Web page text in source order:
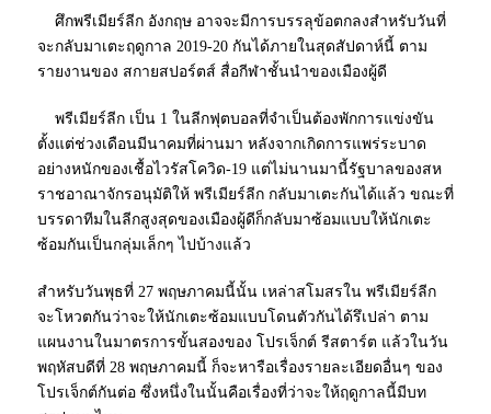
ศึกพรีเมียร์ลีก อังกฤษ อาจจะมีการบรรลุข้อตกลงสำหรับวันที่
จะกลับมาเตะฤดูกาล 2019-20 กันได้ภายในสุดสัปดาห์นี้ ตาม
รายงานของ สกายสปอร์ตส์ สื่อกีฬาชั้นนำของเมืองผู้ดี
พรีเมียร์ลีก เป็น 1 ในลีกฟุตบอลที่จำเป็นต้องพักการแข่งขัน
ตั้งแต่ช่วงเดือนมีนาคมที่ผ่านมา หลังจากเกิดการแพร่ระบาด
อย่างหนักของเชื้อไวรัสโควิด-19 แต่ไม่นานมานี้รัฐบาลของสห
ราชอาณาจักรอนุมัติให้ พรีเมียร์ลีก กลับมาเตะกันได้แล้ว ขณะที่
บรรดาทีมในลีกสูงสุดของเมืองผู้ดีก็กลับมาซ้อมแบบให้นักเตะ
ซ้อมกันเป็นกลุ่มเล็กๆ ไปบ้างแล้ว
สำหรับวันพุธที่ 27 พฤษภาคมนี้นั้น เหล่าสโมสรใน พรีเมียร์ลีก
จะโหวตกันว่าจะให้นักเตะซ้อมแบบโดนตัวกันได้รึเปล่า ตาม
แผนงานในมาตรการขั้นสองของ โปรเจ็กต์ รีสตาร์ต แล้วในวัน
พฤหัสบดีที่ 28 พฤษภาคมนี้ ก็จะหารือเรื่องรายละเอียดอื่นๆ ของ
โปรเจ็กต์กันต่อ ซึ่งหนึ่งในนั้นคือเรื่องที่ว่าจะให้ฤดูกาลนี้มีบท